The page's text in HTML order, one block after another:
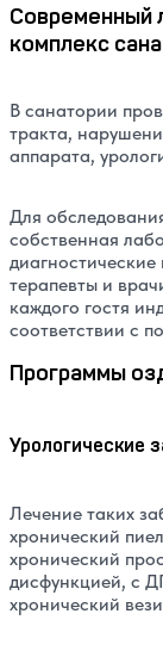
Современный
комплекс
В санатории
тракта,
аппарата,
Для
собственная
терапевты и
каждого гостя
соответствии с
Программы
Урологические
Лечение таких
хронический
хронический
дисфункцией, с
хронический